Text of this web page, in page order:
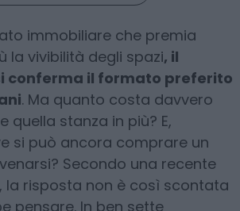
immobiliare che premia
la vivibilità degli spazi, il
conferma il formato preferito
. Ma quanto costa davvero
quella stanza in più? E,
si può ancora comprare un
Secondo una recente
, la risposta non è così scontata
pensare. In ben sette